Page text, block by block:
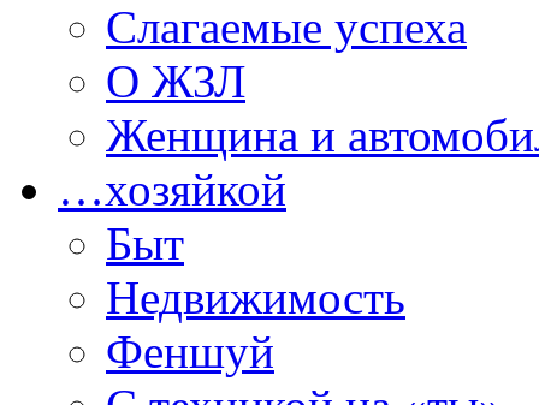
Слагаемые успеха
О ЖЗЛ
Женщина и
…хозяйкой
Быт
Недвижимость
Феншуй